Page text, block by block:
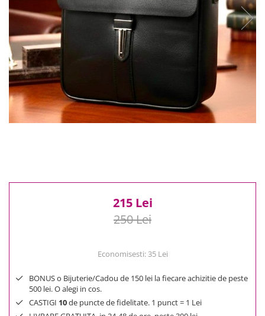
Pret
0 Lei - 100 Lei
100 Lei - 200 Lei
200 Lei - 300 Lei
300 Lei - 500 Lei
500 Lei - 1000 Lei
1000 Lei +
215 Lei
250 Lei
Economisesti:35 Lei
BONUS o Bijuterie/Cadou de 150 lei la fiecare achizitie de peste
500 lei. O alegi in cos.
CASTIGI 10de puncte de fidelitate. 1 punct = 1 Lei